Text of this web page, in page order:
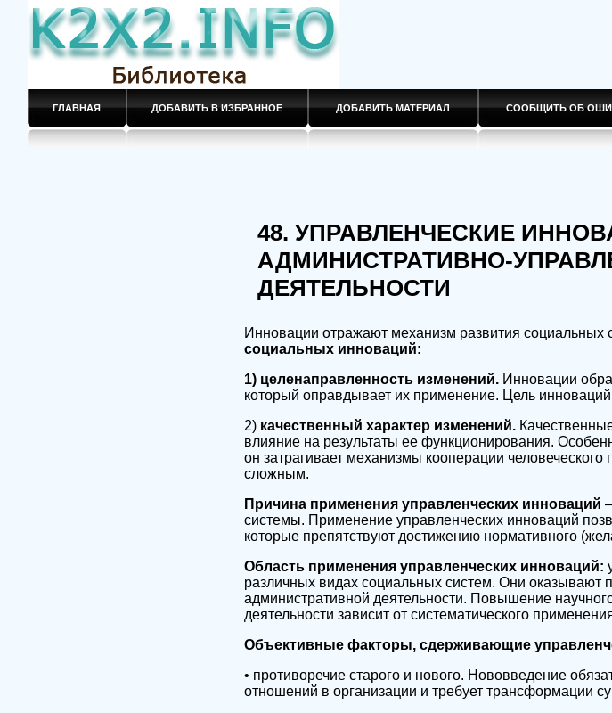
ГЛАВНАЯ ДОБАВИТЬ В ИЗБРАННОЕ ДОБАВИТЬ МАТЕРИАЛ СООБЩИТЬ ОБ
48. УПРАВЛЕНЧЕСКИЕ
АДМИНИСТРАТИВНО-
ДЕЯТЕЛЬНОСТИ
Инновации отражают механизм развития социальных
социальных инноваций:
1) целенаправленность изменений. Инновации
который оправдывает их применение. Цель
2) качественный характер изменений.
влияние на результаты ее функционирования.
он затрагивает механизмы кооперации
сложным.
Причина применения управленческих инноваций
системы. Применение управленческих инноваций
которые препятствуют достижению нормативного
Область применения управленческих инноваций:
различных видах социальных систем. Они
административной деятельности. Повышение
деятельности зависит от систематического
Объективные факторы, сдерживающие
• противоречие старого и нового. Нововведение
отношений в организации и требует трансформации